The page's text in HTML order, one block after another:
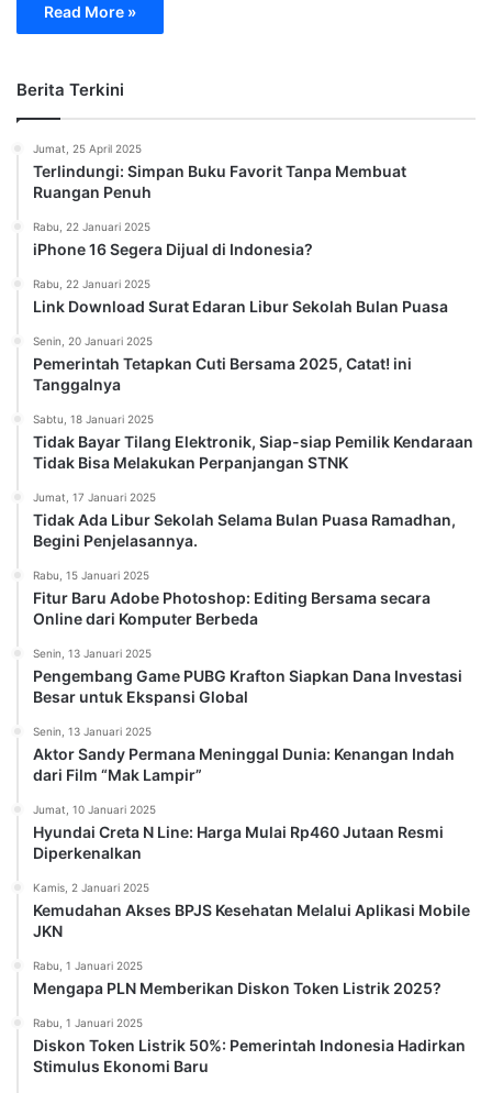
Read More »
Berita Terkini
Jumat, 25 April 2025
Terlindungi: Simpan Buku Favorit Tanpa Membuat
Ruangan Penuh
Rabu, 22 Januari 2025
iPhone 16 Segera Dijual di Indonesia?
Rabu, 22 Januari 2025
Link Download Surat Edaran Libur Sekolah Bulan Puasa
Senin, 20 Januari 2025
Pemerintah Tetapkan Cuti Bersama 2025, Catat! ini
Tanggalnya
Sabtu, 18 Januari 2025
Tidak Bayar Tilang Elektronik, Siap-siap Pemilik Kendaraan
Tidak Bisa Melakukan Perpanjangan STNK
Jumat, 17 Januari 2025
Tidak Ada Libur Sekolah Selama Bulan Puasa Ramadhan,
Begini Penjelasannya.
Rabu, 15 Januari 2025
Fitur Baru Adobe Photoshop: Editing Bersama secara
Online dari Komputer Berbeda
Senin, 13 Januari 2025
Pengembang Game PUBG Krafton Siapkan Dana Investasi
Besar untuk Ekspansi Global
Senin, 13 Januari 2025
Aktor Sandy Permana Meninggal Dunia: Kenangan Indah
dari Film “Mak Lampir”
Jumat, 10 Januari 2025
Hyundai Creta N Line: Harga Mulai Rp460 Jutaan Resmi
Diperkenalkan
Kamis, 2 Januari 2025
Kemudahan Akses BPJS Kesehatan Melalui Aplikasi Mobile
JKN
Rabu, 1 Januari 2025
Mengapa PLN Memberikan Diskon Token Listrik 2025?
Rabu, 1 Januari 2025
Diskon Token Listrik 50%: Pemerintah Indonesia Hadirkan
Stimulus Ekonomi Baru